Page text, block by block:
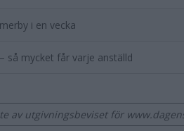
i en vecka
så mycket får varje anställd
av utgivningsbeviset för